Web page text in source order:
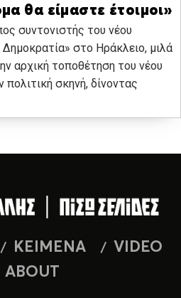
θα είμαστε έτοιμοι»
συντονιστής του νέου
στο Ηράκλειο, μιλά
αρχική τοποθέτηση του νέου
σκηνή, δίνοντας
ΚΕΙΜΕΝΑ
VIDEO
ABOUT